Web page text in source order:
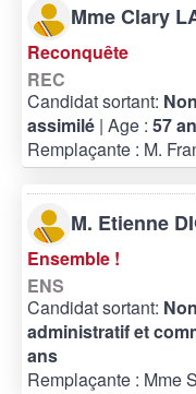
Mme Clary
Reconquête
REC
Candidat sortant: Non
assimilé | Age : 57
Remplaçante : M.
M. Etienne
Ensemble !
ENS
Candidat sortant: Non
administratif et
ans
Remplaçante : Mme